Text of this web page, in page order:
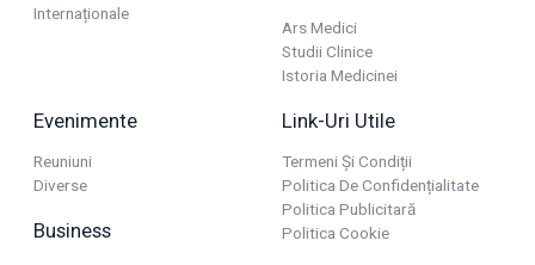
Internaționale
Ars Medici
Studii Clinice
Istoria Medicinei
Evenimente
Reuniuni
Diverse
Business
Link-Uri Utile
Termeni Și Condiții
Politica De Confidențialitate
Politica Publicitară
Politica Cookie